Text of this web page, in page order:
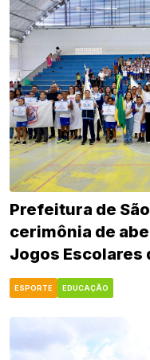
Prefeitura de
cerimônia de abertura da
Jogos Escolares
ESPORTE EDUCAÇÃO